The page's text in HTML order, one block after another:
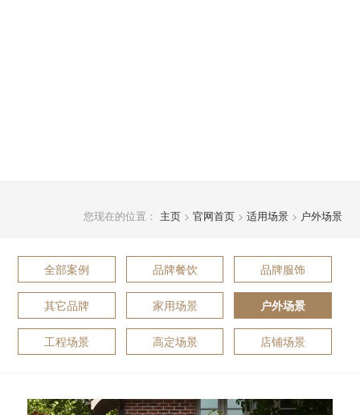
您现在的位置： 主页> 官网首页> 适用场景> 户外场景
全部案例 品牌餐饮 品牌服饰
其它品牌 家用场景 户外场景
工程场景 高定场景 店铺场景